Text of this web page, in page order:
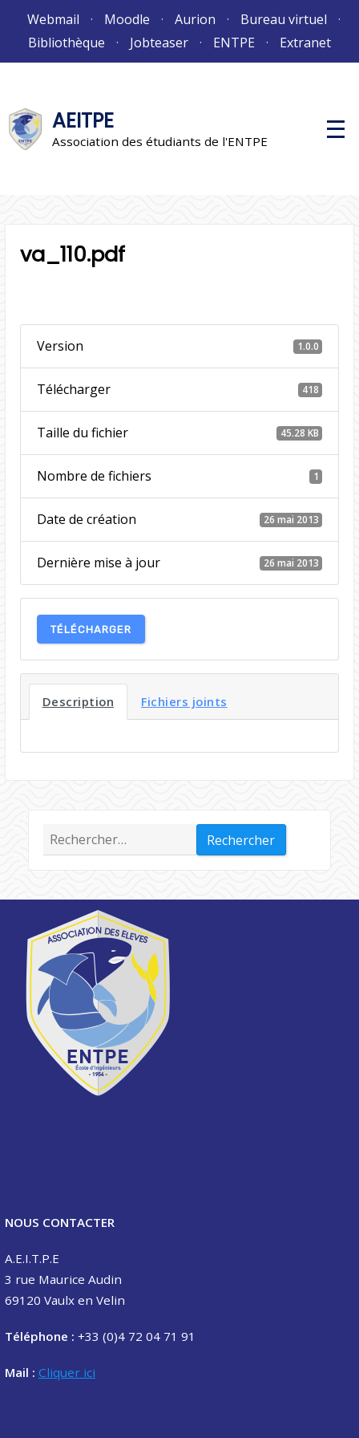
Webmail Moodle Aurion
Bureau virtuel
Bibliothèque
Jobteaser ENTPE Extranet
AEITPE
Association des étudiants de l'ENTPE
M
e
va_110.pdf
Version 1.0.0
Télécharger 418
Taille du fichier 45.28 KB
Nombre de fichiers 1
Date de création 26 mai 2013
Dernière mise à jour 26 mai 2013
TÉLÉCHARGER
Description Fichiers joints
Rechercher :
NOUS CONTACTER
A.E.I.T.P.E
3 rue Maurice Audin
69120 Vaulx en Velin
Téléphone : +33 (0)4 72 04 71 91
Mail : Cliquer ici